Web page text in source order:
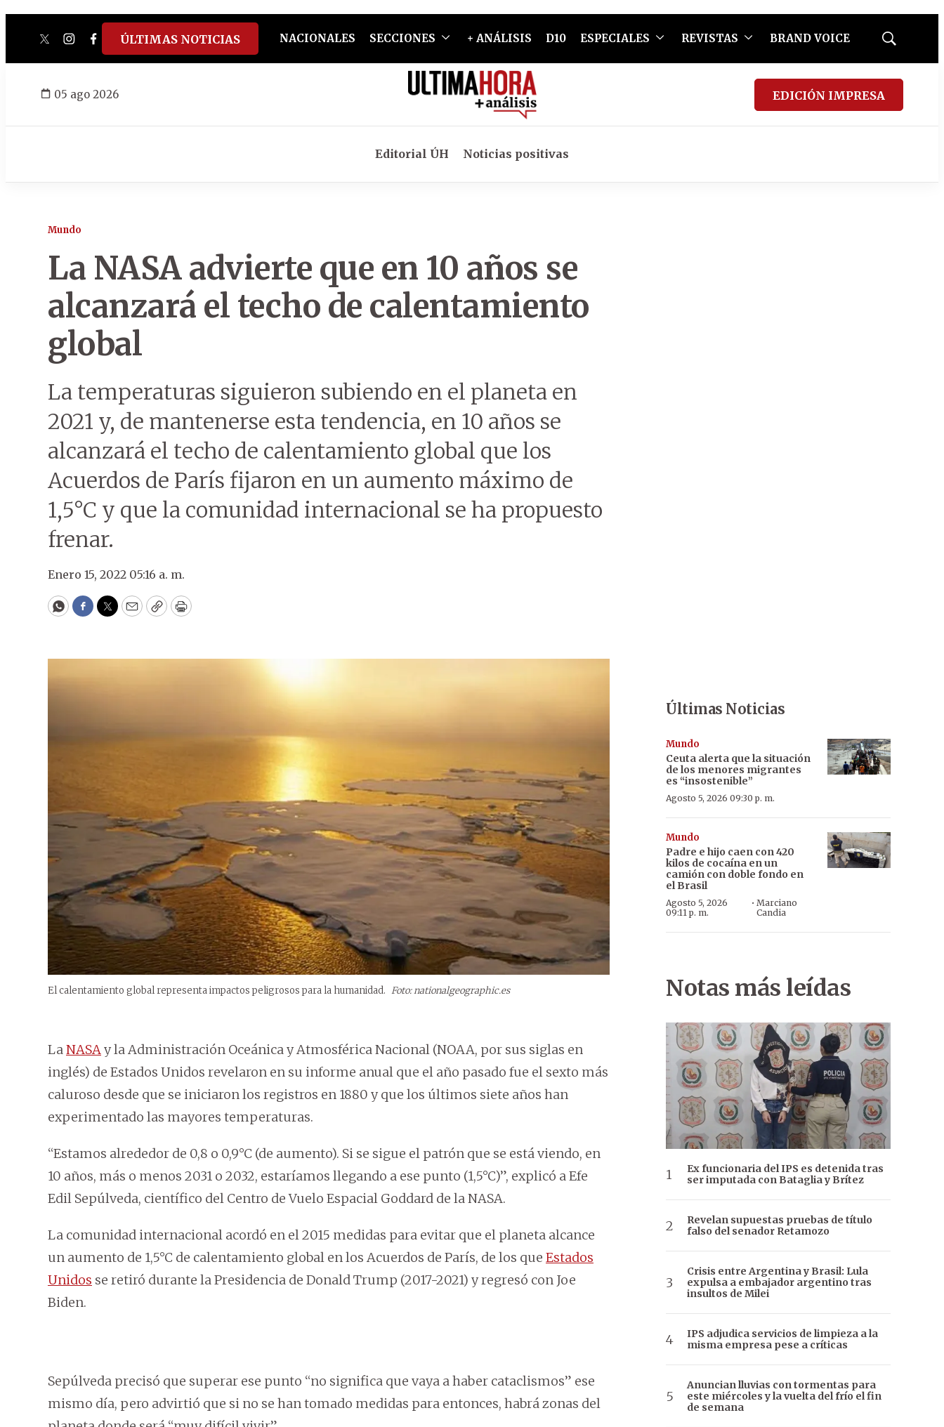
twitterinstagram
facebook
tiktokyoutube
spotify
ÚLTIMAS NOTICIAS NACIONALES SECCIONES + ANÁLISIS D10 ESPECIALES REVISTAS BRAND VOICE
Mostrar
05 ago 2026 EDICIÓN IMPRESA
Editorial ÚH Noticias positivas
Mundo
La NASA advierte que en 10 años se
alcanzará el techo de calentamiento
global
La temperaturas siguieron subiendo en el planeta en
2021 y, de mantenerse esta tendencia, en 10 años se
alcanzará el techo de calentamiento global que los
Acuerdos de París fijaron en un aumento máximo de
1,5°C y que la comunidad internacional se ha propuesto
frenar.
Enero 15, 2022 05:16 a. m.
WhatsApp
Facebook
Twitter
EmailCopyPrint
El calentamiento global representa impactos peligrosos para la humanidad. Foto: nationalgeographic.es
LaNASAy la Administración Oceánica y Atmosférica Nacional (NOAA, por sus siglas en
inglés) de Estados Unidos revelaron en su informe anual que el año pasado fue el sexto más
caluroso desde que se iniciaron los registros en 1880 y que los últimos siete años han
experimentado las mayores temperaturas.
“Estamos alrededor de 0,8 o 0,9°C (de aumento). Si se sigue el patrón que se está viendo, en
10 años, más o menos 2031 o 2032, estaríamos llegando a ese punto (1,5°C)”, explicó a Efe
Edil Sepúlveda, científico del Centro de Vuelo Espacial Goddard de la NASA.
La comunidad internacional acordó en el 2015 medidas para evitar que el planeta alcance
un aumento de 1,5°C de calentamiento global en los Acuerdos de París, de los que Estados
Unidos se retiró durante la Presidencia de Donald Trump (2017-2021) y regresó con Joe
Biden.
Sepúlveda precisó que superar ese punto “no significa que vaya a haber cataclismos” ese
mismo día, pero advirtió que si no se han tomado medidas para entonces, habrá zonas del
Últimas Noticias
Mundo
Ceuta alerta que la situación
de los menores migrantes
es “insostenible”
Agosto 5, 2026 09:30 p. m.
Mundo
Padre e hijo caen con 420
kilos de cocaína en un
camión con doble fondo en
el Brasil
Agosto 5, 2026
09:11 p. m.
·Marciano
Candia
Notas más leídas
Ex funcionaria del IPS es detenida tras
ser imputada con Bataglia y Brítez
Revelan supuestas pruebas de título
falso del senador Retamozo
Crisis entre Argentina y Brasil: Lula
expulsa a embajador argentino tras
insultos de Milei
IPS adjudica servicios de limpieza a la
misma empresa pese a críticas
Anuncian lluvias con tormentas para
este miércoles y la vuelta del frío el fin
de semana